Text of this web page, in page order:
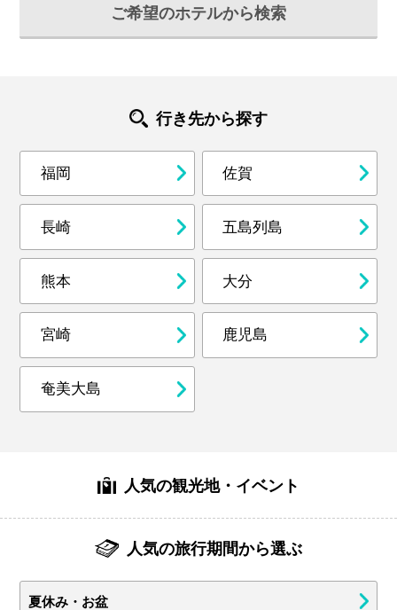
ご希望のホテルから検索
行き先から探す
福岡 佐賀
長崎 五島列島
熊本 大分
宮崎 鹿児島
奄美大島
人気の観光地・イベント
人気の旅行期間から選ぶ
夏休み・お盆